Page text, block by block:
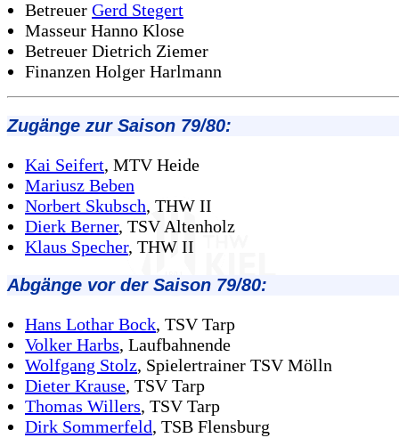
Betreuer Gerd Stegert
Masseur Hanno Klose
Betreuer Dietrich Ziemer
Finanzen Holger Harlmann
Zugänge zur Saison 79/80:
Kai Seifert, MTV Heide
Mariusz Beben
Norbert Skubsch, THW II
Dierk Berner, TSV Altenholz
Klaus Specher, THW II
Abgänge vor der Saison 79/80:
Hans Lothar Bock, TSV Tarp
Volker Harbs, Laufbahnende
Wolfgang Stolz, Spielertrainer TSV Mölln
Dieter Krause, TSV Tarp
Thomas Willers, TSV Tarp
Dirk Sommerfeld, TSB Flensburg